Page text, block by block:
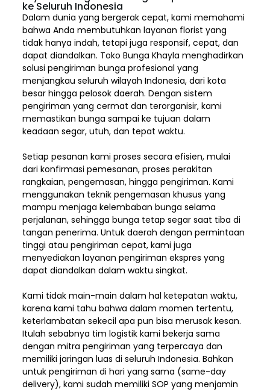
ke Seluruh Indonesia
Dalam dunia yang bergerak cepat, kami memahami
bahwa Anda membutuhkan layanan florist yang
tidak hanya indah, tetapi juga responsif, cepat, dan
dapat diandalkan. Toko Bunga Khayla menghadirkan
solusi pengiriman bunga profesional yang
menjangkau seluruh wilayah Indonesia,dari kota
besar hingga pelosok daerah. Dengan sistem
pengiriman yang cermat dan terorganisir, kami
memastikan bunga sampai ke tujuan dalam
keadaan segar, utuh, dan tepat waktu.
Setiap pesanan kami proses secara efisien, mulai
dari konfirmasi pemesanan, proses perakitan
rangkaian, pengemasan, hingga pengiriman. Kami
menggunakan teknik pengemasan khusus yang
mampu menjaga kelembaban bunga selama
perjalanan, sehingga bunga tetap segar saat tiba di
tangan penerima. Untuk daerah dengan permintaan
tinggi atau pengiriman cepat, kami juga
menyediakan layanan pengiriman ekspres yang
dapat diandalkan dalam waktu singkat.
Kami tidak main-main dalam hal ketepatan waktu,
karena kami tahu bahwa dalam momen tertentu,
keterlambatan sekecil apa pun bisa merusak kesan.
Itulah sebabnya tim logistik kami bekerja sama
dengan mitra pengiriman yang terpercaya dan
memiliki jaringan luas di seluruh Indonesia. Bahkan
untuk pengiriman di hari yang sama (same-day
delivery), kami sudah memiliki SOP yang menjamin